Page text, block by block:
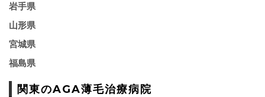
岩手県
山形県
宮城県
福島県
関東のAGA薄毛治療病院